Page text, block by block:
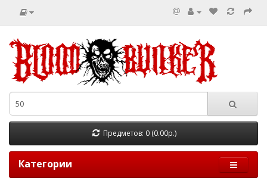
Предметов: 0 (0.00р.)
Категории